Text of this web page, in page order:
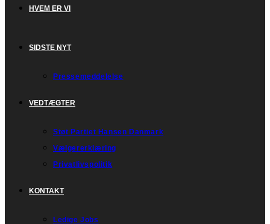
HVEM ER VI
SIDSTE NYT
Pressemeddelelse
VEDTÆGTER
Støt Partiet Hansen Danmark
Vælgererklæring
Privatlivspolitik
KONTAKT
Ledige Jobs